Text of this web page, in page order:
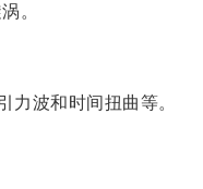
。
波和时间扭曲等。